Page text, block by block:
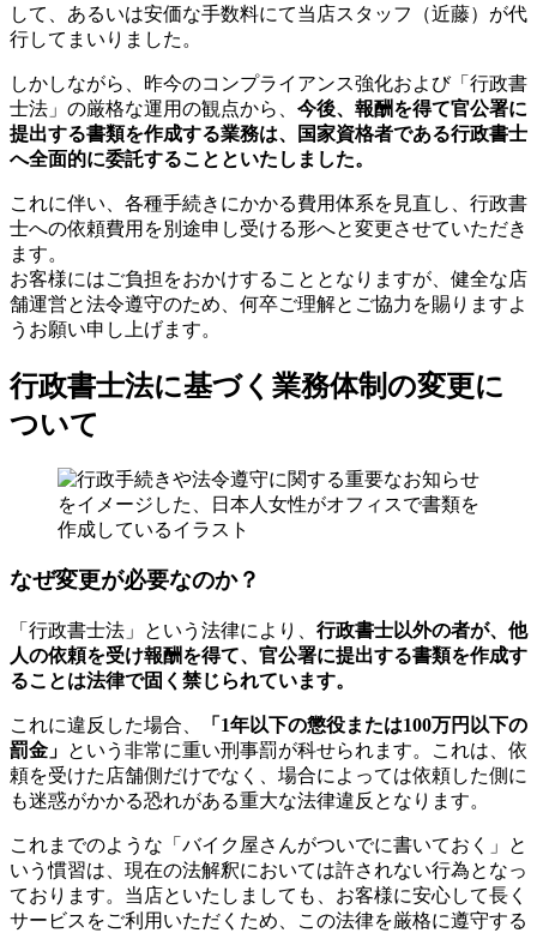
して、あるいは安価な手数料にて当店スタッフ（近藤）が代
行してまいりました。
しかしながら、昨今のコンプライアンス強化および「行政書
士法」の厳格な運用の観点から、 今後、報酬を得て官公署に
提出する書類を作成する業務は、国家資格者である行政書士
へ全面的に委託することといたしました。
これに伴い、各種手続きにかかる費用体系を見直し、行政書
士への依頼費用を別途申し受ける形へと変更させていただき
ます。
お客様にはご負担をおかけすることとなりますが、健全な店
舗運営と法令遵守のため、何卒ご理解とご協力を賜りますよ
うお願い申し上げます。
行政書士法に基づく業務体制の変更に
ついて
なぜ変更が必要なのか？
「行政書士法」という法律により、 行政書士以外の者が、他
人の依頼を受け報酬を得て、官公署に提出する書類を作成す
ることは法律で固く禁じられています。
これに違反した場合、
「1年以下の懲役または100万円以下の
罰金」 という非常に重い刑事罰が科せられます。これは、依
頼を受けた店舗側だけでなく、場合によっては依頼した側に
も迷惑がかかる恐れがある重大な法律違反となります。
これまでのような「バイク屋さんがついでに書いておく」と
いう慣習は、現在の法解釈においては許されない行為となっ
ております。当店といたしましても、お客様に安心して長く
サービスをご利用いただくため、この法律を厳格に遵守する